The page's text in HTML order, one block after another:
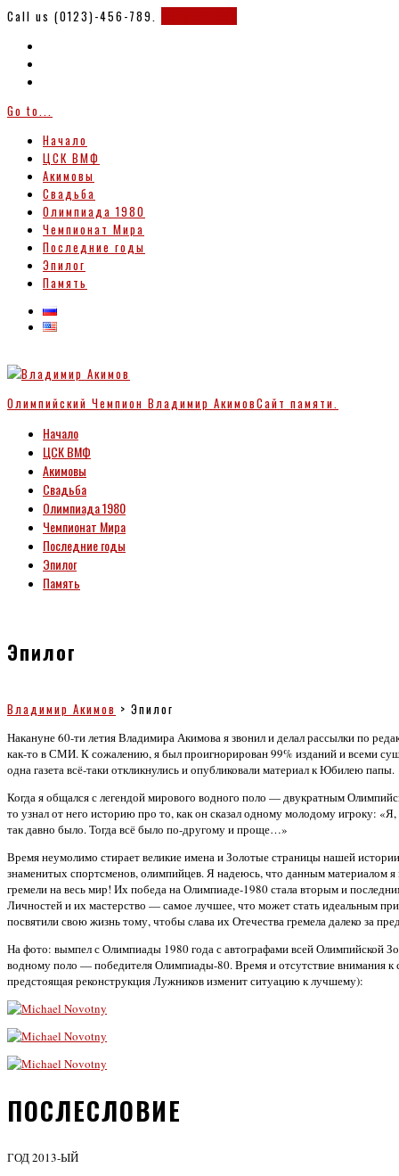
Call us (0123)-456-789.
Go to...
Начало
ЦСК ВМФ
Акимовы
Свадьба
Олимпиада 1980
Чемпионат Мира
Последние годы
Эпилог
Память
Олимпийский Чемпион Владимир АкимовСайт памяти.
Начало
ЦСК ВМФ
Акимовы
Свадьба
Олимпиада 1980
Чемпионат Мира
Последние годы
Эпилог
Память
Эпилог
Владимир Акимов > Эпилог
Накануне 60-ти летия Владимира Акимова я звонил и делал рассылки по
как-то в СМИ. К сожалению, я был проигнорирован 99% изданий и всеми
одна газета всё-таки откликнулись и опубликовали материал к Юбилею папы.
Когда я общался с легендой мирового водного поло — двукратным
то узнал от него историю про то, как он сказал одному молодому игроку:
так давно было. Тогда всё было по-другому и проще…»
Время неумолимо стирает великие имена и Золотые страницы нашей
знаменитых спортсменов, олимпийцев. Я надеюсь, что данным материалом
гремели на весь мир! Их победа на Олимпиаде-1980 стала вторым и
Личностей и их мастерство — самое лучшее, что может стать идеальным
посвятили свою жизнь тому, чтобы слава их Отечества гремела далеко за
На фото: вымпел с Олимпиады 1980 года с автографами всей Олимпийской
водному поло — победителя Олимпиады-80. Время и отсутствие внимания
предстоящая реконструкция Лужников изменит ситуацию к лучшему):
ПОСЛЕСЛОВИЕ
ГОД 2013-ЫЙ